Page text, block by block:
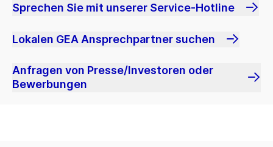
Sprechen Sie mit unserer Service-Hotline
Lokalen GEA Ansprechpartner suchen
Anfragen von Presse/Investoren oder
Bewerbungen